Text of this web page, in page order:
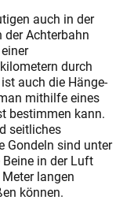
auch in der
der Achterbahn
durch
auch die Hänge-
mithilfe eines
bestimmen kann.
seitliches
Gondeln sind unter
in der Luft
langen
können.